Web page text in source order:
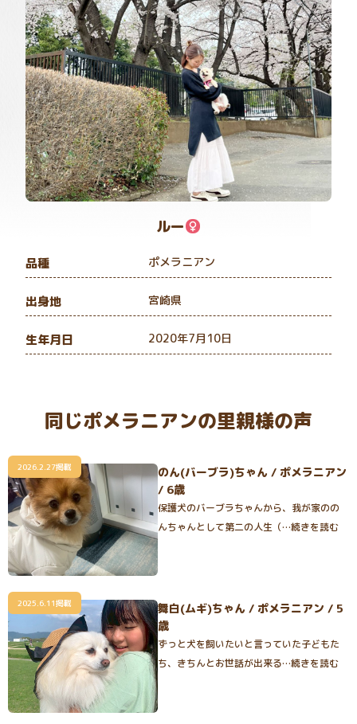
ルー
品種 ポメラニアン
出身地 宮崎県
生年月日 2020年7月10日
同じポメラニアンの里親様の声
2026.2.27掲載
のん(バーブラ)ちゃん / ポメラニアン
/ 6歳
保護犬のバーブラちゃんから、我が家のの
んちゃんとして第二の人生（…続きを読む
2025.6.11掲載
舞白(ムギ)ちゃん / ポメラニアン / 5
歳
ずっと犬を飼いたいと言っていた子どもた
ち、きちんとお世話が出来る…続きを読む